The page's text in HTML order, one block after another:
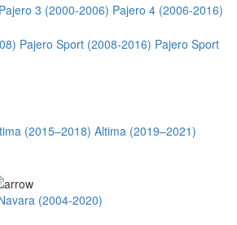
Pajero 3 (2000-2006) Pajero 4 (2006-2016)
Pajero Sport (2008-2016) Pajero Sport
(2015–2018) Altima (2019–2021)
(2004-2020)